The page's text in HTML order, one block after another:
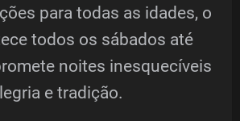
para todas as idades, o
todos os sábados até
noites inesquecíveis
e tradição.